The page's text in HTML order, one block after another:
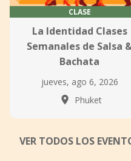
CLASE
La Identidad Clases
Semanales de Salsa
Bachata
jueves, ago 6, 2026
Phuket
VER TODOS LOS